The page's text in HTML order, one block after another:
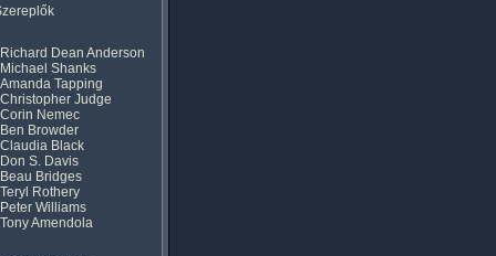
Richard Dean Anderson
Michael Shanks
Amanda Tapping
Christopher Judge
Corin Nemec
Ben Browder
Claudia Black
Don S. Davis
Beau Bridges
Teryl Rothery
Peter Williams
Tony Amendola